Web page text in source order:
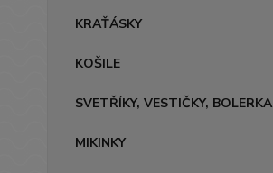
KRAŤÁSKY
KOŠILE
SVETŘÍKY, VESTIČKY, BOLERKA
MIKINKY